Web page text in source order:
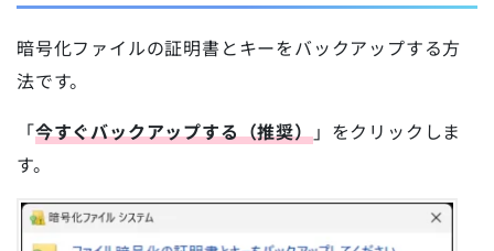
暗号化ファイルの証明書とキーをバックアップする方
法です。
「今すぐバックアップする（推奨）」をクリックしま
す。